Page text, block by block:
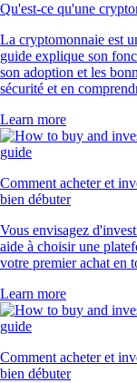
Qu'est-ce qu'une
La cryptomonnaie est
guide explique son
son adoption et les
sécurité et en
Learn more
Comment acheter et
bien débuter
Vous envisagez
aide à choisir une
votre premier achat en
Learn more
Comment acheter et
bien débuter